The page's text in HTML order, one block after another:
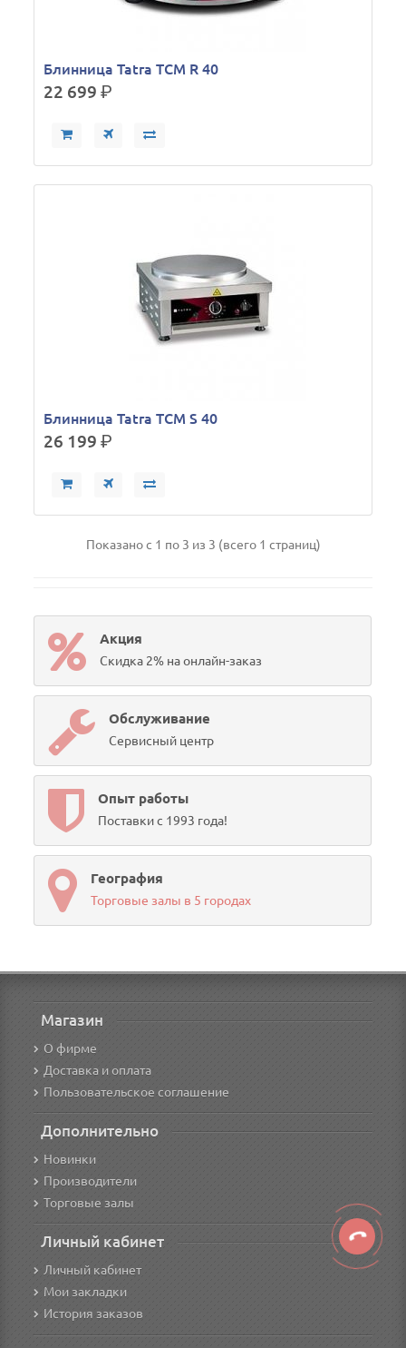
Блинница Tatra TCM R 40
22 699р.
Блинница Tatra TCM S 40
26 199р.
Показано с 1 по 3 из 3 (всего 1 страниц)
Акция
Скидка 2% на онлайн-заказ
Обслуживание
Сервисный центр
Опыт работы
Поставки с 1993 года!
География
Торговые залы в 5 городах
Магазин
О фирме
Доставка и оплата
Пользовательское соглашение
Дополнительно
Новинки
Производители
Торговые залы
Личный кабинет
Личный кабинет
Мои закладки
История заказов